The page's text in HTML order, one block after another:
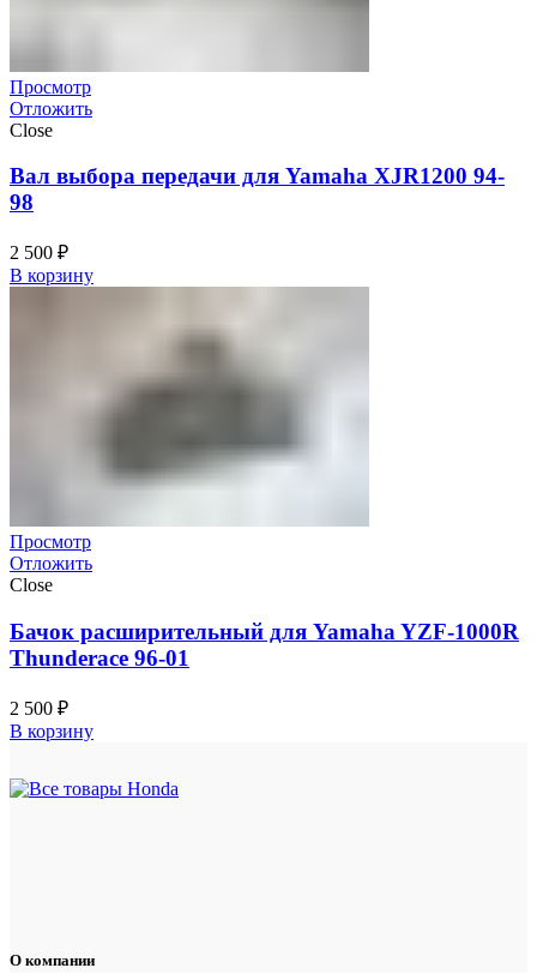
Просмотр
Отложить
Close
Вал выбора передачи для Yamaha XJR1200 94-
98
2 500 ₽
В корзину
Просмотр
Отложить
Close
Бачок расширительный для Yamaha YZF-1000R
Thunderace 96-01
2 500 ₽
В корзину
О компании